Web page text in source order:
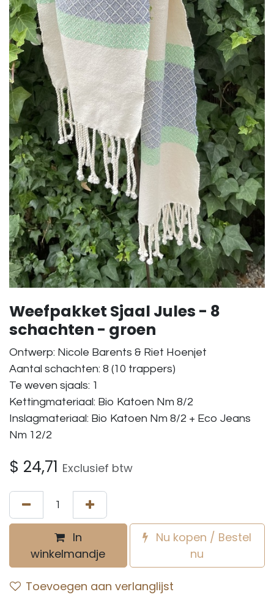
Weefpakket Sjaal Jules - 8
schachten - groen
Ontwerp: Nicole Barents & Riet Hoenjet
Aantal schachten: 8 (10 trappers)
Te weven sjaals: 1
Kettingmateriaal: Bio Katoen Nm 8/2
Inslagmateriaal: Bio Katoen Nm 8/2 + Eco Jeans
Nm 12/2
$ 24,71 Exclusief btw
In
winkelmandje
Nu kopen / Bestel
nu
Toevoegen aan verlanglijst